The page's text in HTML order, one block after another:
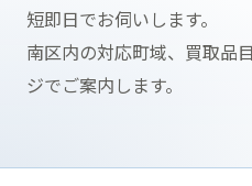
短即日でお伺いします。
南区内の対応町域、買取品
ジでご案内します。